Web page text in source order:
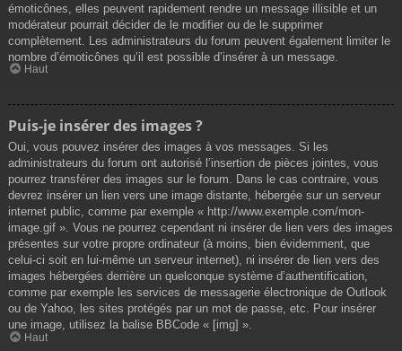
émoticônes, elles peuvent rapidement rendre un message illisible et un
modérateur pourrait décider de le modifier ou de le supprimer
complètement. Les administrateurs du forum peuvent également limiter le
nombre d’émoticônes qu’il est possible d’insérer à un message.
Haut
Puis-je insérer des images ?
Oui, vous pouvez insérer des images à vos messages. Si les
administrateurs du forum ont autorisé l’insertion de pièces jointes, vous
pourrez transférer des images sur le forum. Dans le cas contraire, vous
devrez insérer un lien vers une image distante, hébergée sur un serveur
internet public, comme par exemple « http://www.exemple.com/mon-
image.gif ». Vous ne pourrez cependant ni insérer de lien vers des images
présentes sur votre propre ordinateur (à moins, bien évidemment, que
celui-ci soit en lui-même un serveur internet), ni insérer de lien vers des
images hébergées derrière un quelconque système d’authentification,
comme par exemple les services de messagerie électronique de Outlook
ou de Yahoo, les sites protégés par un mot de passe, etc. Pour insérer
une image, utilisez la balise BBCode « [img] ».
Haut